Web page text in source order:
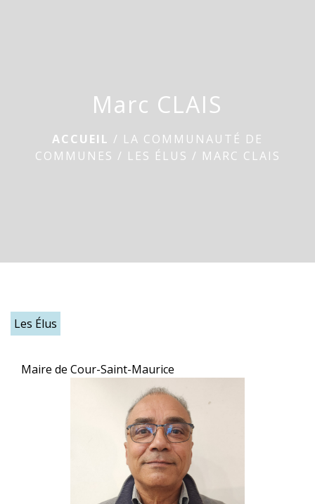
Marc CLAIS
ACCUEIL / LA COMMUNAUTÉ DE
COMMUNES / LES ÉLUS / MARC CLAIS
Les Élus
Maire de Cour-Saint-Maurice